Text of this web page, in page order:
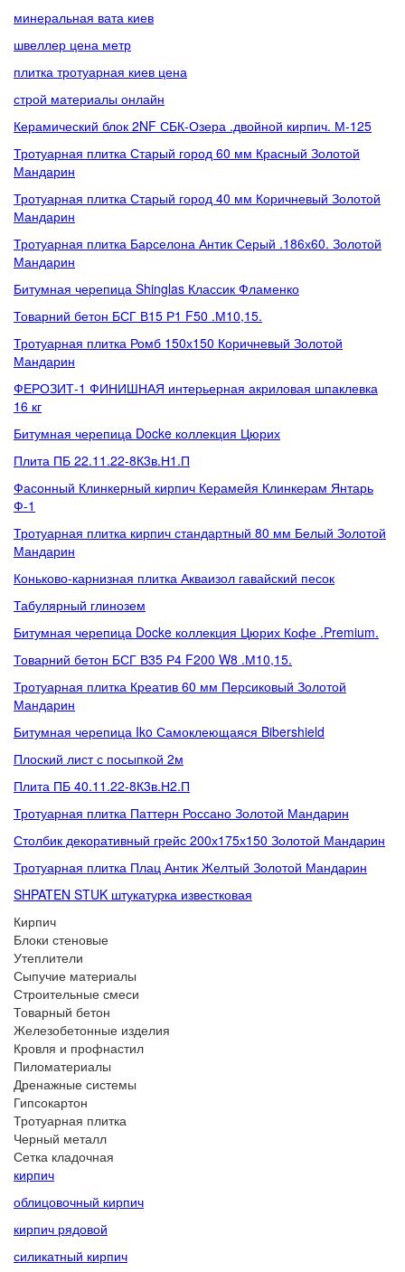
минеральная вата киев
швеллер цена метр
плитка тротуарная киев цена
строй материалы онлайн
Керамический блок 2NF СБК-Озера .двойной кирпич. М-125
Тротуарная плитка Старый город 60 мм Красный Золотой
Мандарин
Тротуарная плитка Старый город 40 мм Коричневый Золотой
Мандарин
Тротуарная плитка Барселона Антик Серый .186х60. Золотой
Мандарин
Битумная черепица Shinglas Классик Фламенко
Товарний бетон БСГ В15 Р1 F50 .М10,15.
Тротуарная плитка Ромб 150х150 Коричневый Золотой
Мандарин
ФЕРОЗИТ-1 ФИНИШНАЯ интерьерная акриловая шпаклевка
16 кг
Битумная черепица Docke коллекция Цюрих
Плита ПБ 22.11.22-8К3в.Н1.П
Фасонный Клинкерный кирпич Керамейя Клинкерам Янтарь
Ф-1
Тротуарная плитка кирпич стандартный 80 мм Белый Золотой
Мандарин
Коньково-карнизная плитка Акваизол гавайский песок
Табулярный глинозем
Битумная черепица Docke коллекция Цюрих Кофе .Premium.
Товарний бетон БСГ В35 Р4 F200 W8 .М10,15.
Тротуарная плитка Креатив 60 мм Персиковый Золотой
Мандарин
Битумная черепица Iko Самоклеющаяся Bibershield
Плоский лист с посыпкой 2м
Плита ПБ 40.11.22-8К3в.Н2.П
Тротуарная плитка Паттерн Россано Золотой Мандарин
Столбик декоративный грейс 200х175х150 Золотой Мандарин
Тротуарная плитка Плац Антик Желтый Золотой Мандарин
SHPATEN STUK штукатурка известковая
Кирпич
Блоки стеновые
Утеплители
Сыпучие материалы
Строительные смеси
Товарный бетон
Железобетонные изделия
Кровля и профнастил
Пиломатериалы
Дренажные системы
Гипсокартон
Тротуарная плитка
Черный металл
Сетка кладочная
кирпич
облицовочный кирпич
кирпич рядовой
силикатный кирпич